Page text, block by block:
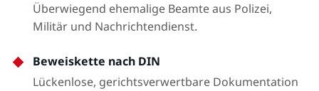
Überwiegend ehemalige Beamte aus Polizei,
Militär und Nachrichtendienst.
Beweiskette nach DIN
Lückenlose, gerichtsverwertbare Dokumentation